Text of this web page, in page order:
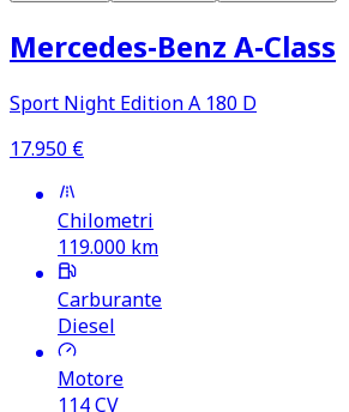
Mercedes‑Benz A‑Class
Sport Night Edition A 180 D
17.950 €
Chilometri
119.000 km
Carburante
Diesel
Motore
114CV